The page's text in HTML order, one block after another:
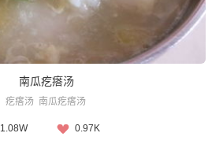
南瓜疙瘩汤
疙瘩汤 南瓜疙瘩汤
1.08W 0.97K